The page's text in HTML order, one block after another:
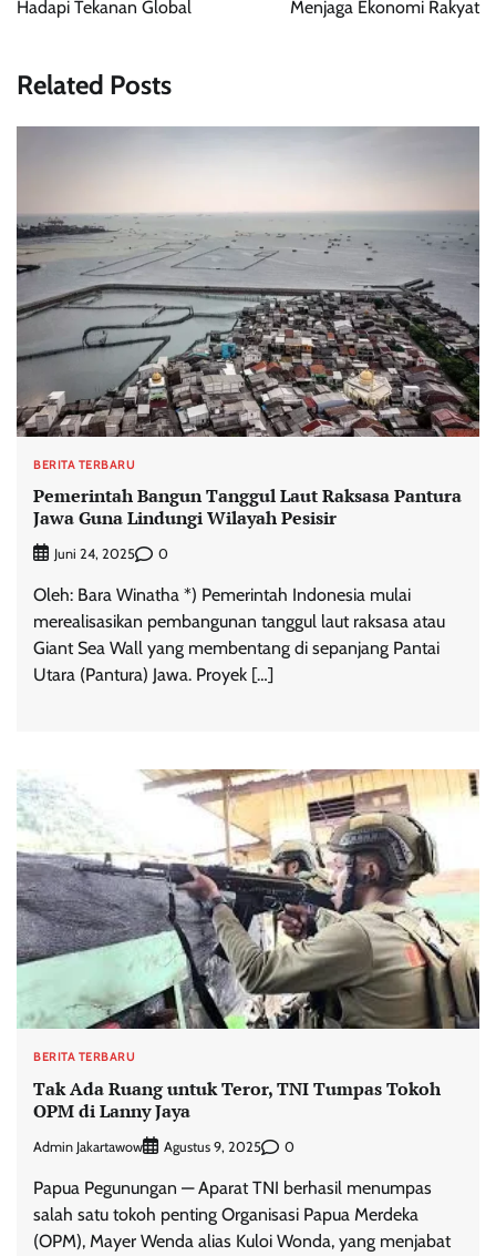
Hadapi Tekanan Global Menjaga Ekonomi Rakyat
Related Posts
BERITA TERBARU
Pemerintah Bangun Tanggul Laut Raksasa Pantura
Jawa Guna Lindungi Wilayah Pesisir
Juni 24, 2025 0
Oleh: Bara Winatha *) Pemerintah Indonesia mulai
merealisasikan pembangunan tanggul laut raksasa atau
Giant Sea Wall yang membentang di sepanjang Pantai
Utara (Pantura) Jawa. Proyek […]
BERITA TERBARU
Tak Ada Ruang untuk Teror, TNI Tumpas Tokoh
OPM di Lanny Jaya
Admin Jakartawow Agustus 9, 2025 0
Papua Pegunungan — Aparat TNI berhasil menumpas
salah satu tokoh penting Organisasi Papua Merdeka
(OPM), Mayer Wenda alias Kuloi Wonda, yang menjabat